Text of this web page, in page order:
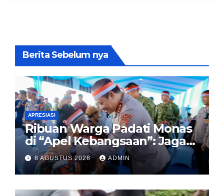
Berita Sebelum nya
APRESIASI
Ribuan Warga Padati Monas
di “Apel Kebangsaan”: Jaga
Jakarta Berarti Jaga
Indonesia
8 AGUSTUS 2026 ADMIN